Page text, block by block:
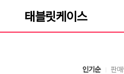
인기순 판